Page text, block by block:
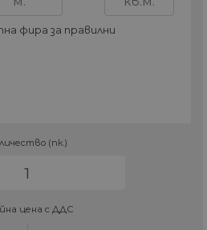
фира за правилни
(пк.)
цена с ДДС